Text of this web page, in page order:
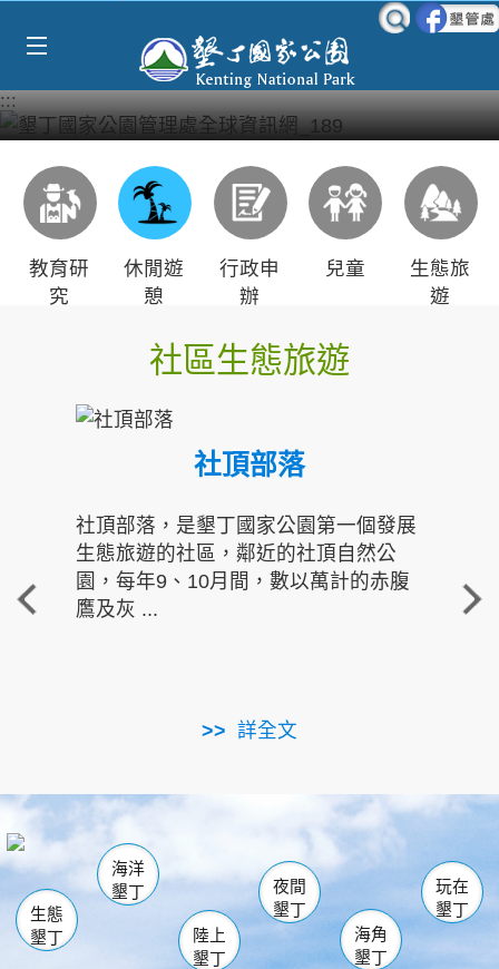
:::
教育研
究
休閒遊
憩
行政申
辦
兒童
生態旅
遊
社區生態旅遊
社頂部落
社頂部落，是墾丁國家公園第一個發展
生態旅遊的社區，鄰近的社頂自然公
園，每年9、10月間，數以萬計的赤腹
鷹及灰 ...
詳全文
重
走進
南仁湖
海生館
恆春 佳樂水
龍鑾潭自然中心 森林遊樂區
瓊麻館
關山 墾管處遊客中心
社頂公園 風吹沙
船帆石
白砂 龍磐公園
香蕉灣
砂島
鵝鑾鼻
生態
墾丁
海洋
墾丁
陸上
墾丁
夜間
墾丁
海角
墾丁
玩在
墾丁